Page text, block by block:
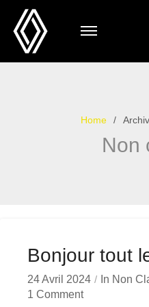
Home
Non
Bonjour tout
24 Avril 2024 In Non
1 Comment